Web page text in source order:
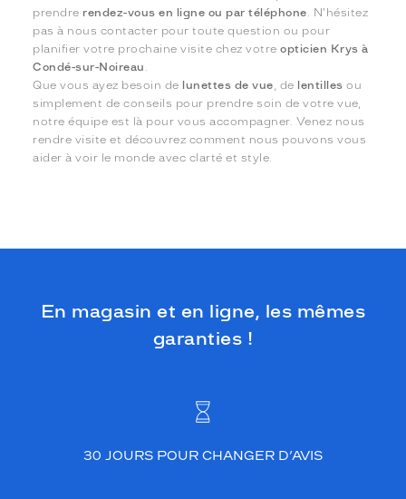
prendre rendez-vous en ligne ou par téléphone . N'hésitez
pas à nous contacter pour toute question ou pour
planifier votre prochaine visite chez votreopticien Krys à
Condé-sur-Noireau
Que vous ayez besoin de lunettes de vue , de lentilles ou
simplement de conseils pour prendre soin de votre vue,
notre équipe est là pour vous accompagner. Venez nous
rendre visite et découvrez comment nous pouvons vous
aider à voir le monde avec clarté et style.
En magasin et en ligne, les mêmes
garanties !
30 JOURS POUR CHANGER D’AVIS